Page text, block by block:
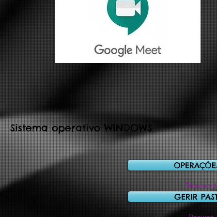
Sistema operativo WINDOWS
Recurso
GERIR